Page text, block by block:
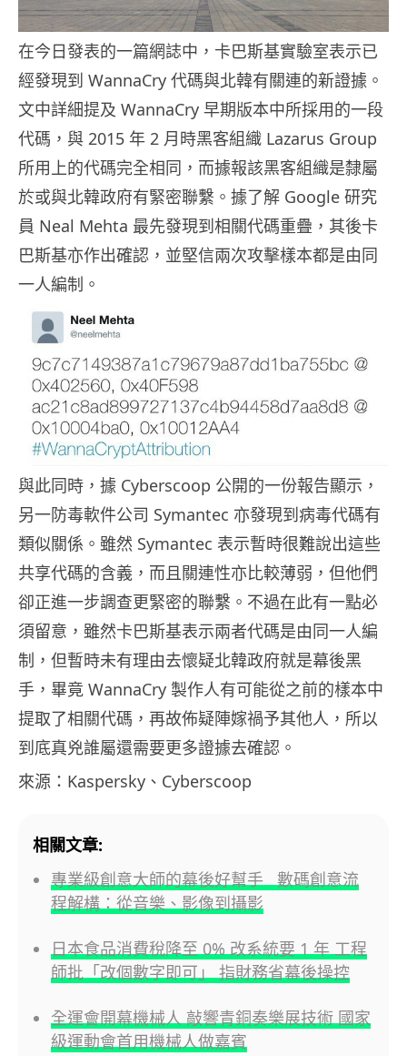
在今日發表的一篇網誌中，卡巴斯基實驗室表示已
經發現到 WannaCry 代碼與北韓有關連的新證據。
文中詳細提及 WannaCry 早期版本中所採用的一段
代碼，與 2015 年 2 月時黑客組織 Lazarus Group
所用上的代碼完全相同，而據報該黑客組織是隸屬
於或與北韓政府有緊密聯繫。據了解 Google 研究
員 Neal Mehta 最先發現到相關代碼重疊，其後卡
巴斯基亦作出確認，並堅信兩次攻擊樣本都是由同
一人編制。
與此同時，據 Cyber​​scoop 公開的一份報告顯示，
另一防毒軟件公司 Symantec 亦發現到病毒代碼有
類似關係。雖然 Symantec 表示暫時很難說出這些
共享代碼的含義，而且關連性亦比較薄弱，但他們
卻正進一步調查更緊密的聯繫。不過在此有一點必
須留意，雖然卡巴斯基表示兩者代碼是由同一人編
制，但暫時未有理由去懷疑北韓政府就是幕後黑
手，畢竟 WannaCry 製作人有可能從之前的樣本中
提取了相關代碼，再故佈疑陣嫁禍予其他人，所以
到底真兇誰屬還需要更多證據去確認。
來源：Kaspersky、Cyber​​scoop
相關文章:
專業級創意大師的幕後好幫手 數碼創意流
程解構：從音樂、影像到攝影
日本食品消費稅降至 0% 改系統要 1 年 工程
師批「改個數字即可」 指財務省幕後操控
全運會開幕機械人 敲響青銅奏樂展技術 國家
級運動會首用機械人做嘉賓